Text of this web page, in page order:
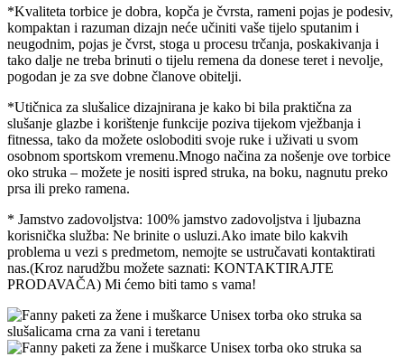
*Kvaliteta torbice je dobra, kopča je čvrsta, rameni pojas je podesiv,
kompaktan i razuman dizajn neće učiniti vaše tijelo sputanim i
neugodnim, pojas je čvrst, stoga u procesu trčanja, poskakivanja i
tako dalje ne treba brinuti o tijelu remena da donese teret i nevolje,
pogodan je za sve dobne članove obitelji.
*Utičnica za slušalice dizajnirana je kako bi bila praktična za
slušanje glazbe i korištenje funkcije poziva tijekom vježbanja i
fitnessa, tako da možete osloboditi svoje ruke i uživati ​​u svom
osobnom sportskom vremenu.Mnogo načina za nošenje ove torbice
oko struka – možete je nositi ispred struka, na boku, nagnutu preko
prsa ili preko ramena.
* Jamstvo zadovoljstva: 100% jamstvo zadovoljstva i ljubazna
korisnička služba: Ne brinite o usluzi.Ako imate bilo kakvih
problema u vezi s predmetom, nemojte se ustručavati kontaktirati
nas.(Kroz narudžbu možete saznati: KONTAKTIRAJTE
PRODAVAČA) Mi ćemo biti tamo s vama!